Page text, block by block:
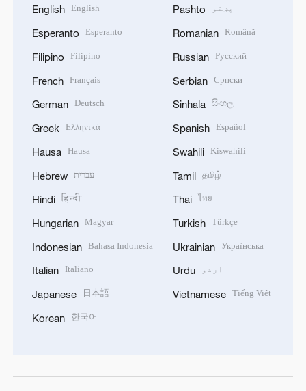
English English
Esperanto Esperanto
Filipino Filipino
French Français
German Deutsch
Greek Ελληνικά
Hausa Hausa
Hebrew עברית
Hindi हिन्दी
Hungarian Magyar
Indonesian Bahasa Indonesia
Italian Italiano
Japanese 日本語
Korean 한국어
Pashto پښتو
Romanian Română
Russian Русский
Serbian Српски
Sinhala සිංහල
Spanish Español
Swahili Kiswahili
Tamil தமிழ்
Thai ไทย
Turkish Türkçe
Ukrainian Українська
Urdu اردو
Vietnamese Tiếng Việt